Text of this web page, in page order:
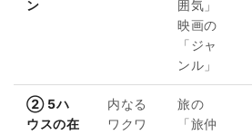
ン
囲気」
映画の
「ジャ
ンル」
② 5ハ
ウスの在
内なる
ワクワ
旅の
「旅仲